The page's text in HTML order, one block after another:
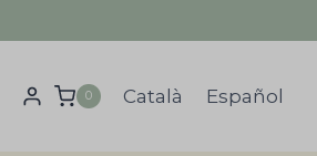
0 Català Español